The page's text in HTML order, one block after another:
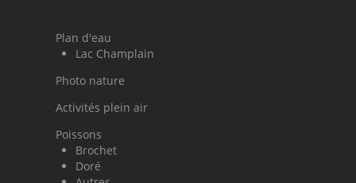
Plan d'eau
Lac Champlain
Photo nature
Activités plein air
Poissons
Brochet
Doré